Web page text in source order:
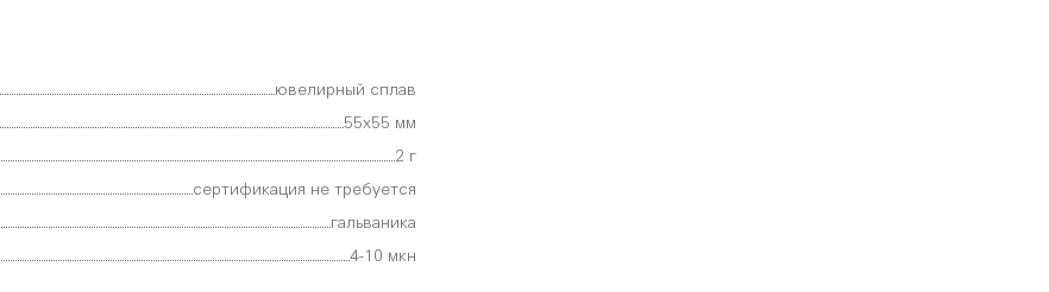
ювелирный сплав
55х55 мм
2 г
сертификация не требуется
гальваника
4-10 мкн